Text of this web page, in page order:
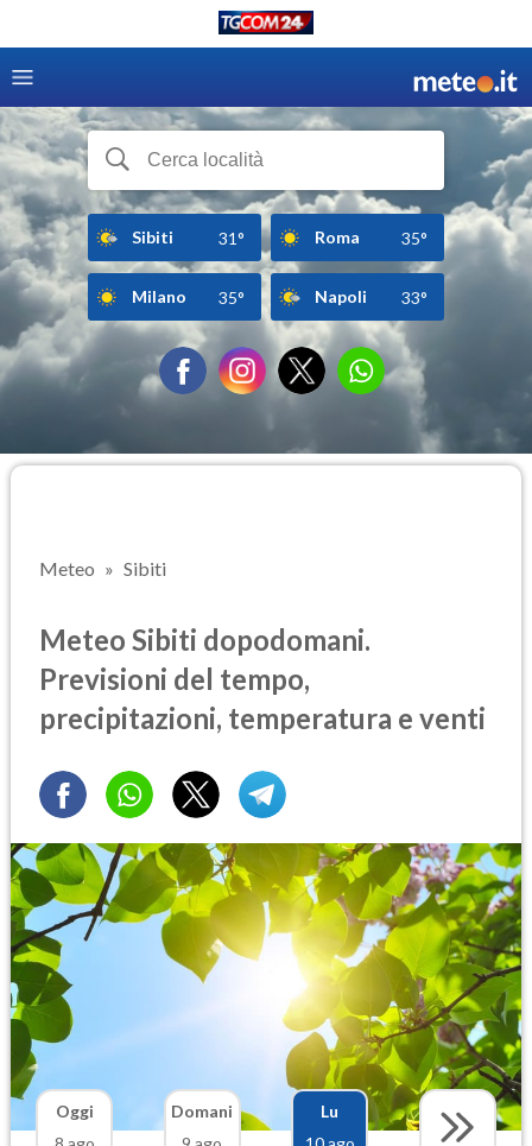
Sibiti 31° Roma 35°
Milano 35° Napoli 33°
Meteo Sibiti
Meteo Sibiti dopodomani.
Previsioni del tempo,
precipitazioni, temperatura e venti
Oggi
Domani
Lu